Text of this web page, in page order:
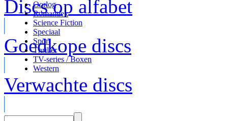
Discs op alfabet
Goedkope discs
Verwachte discs
Oorlog
Romantiek
Science Fiction
Speciaal
Sport
Thriller
TV-series / Boxen
Western